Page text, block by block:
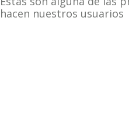
hacen nuestros usuarios